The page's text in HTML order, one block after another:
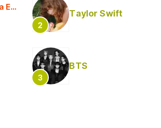
Escuela)
Taylor Swift
BTS